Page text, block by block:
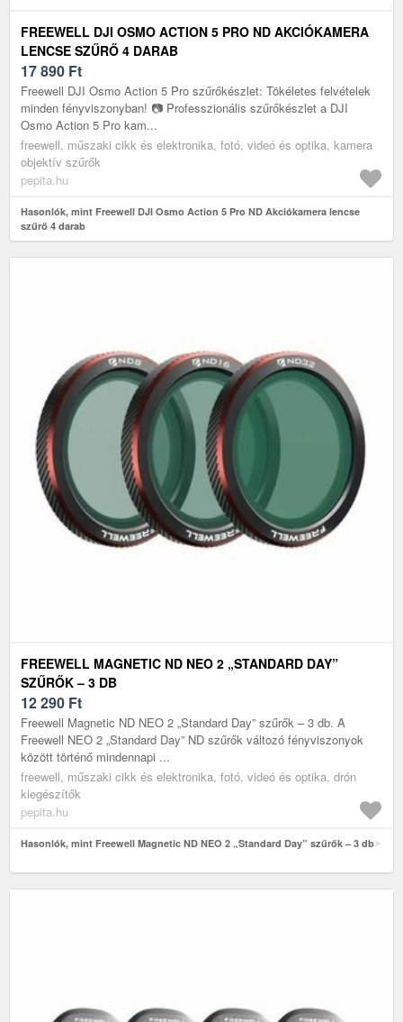
FREEWELL DJI OSMO ACTION 5 PRO ND AKCIÓKAMERA
LENCSE SZŰRŐ 4 DARAB
17 890 Ft
Freewell DJI Osmo Action 5 Pro szűrőkészlet: Tökéletes felvételek
minden fényviszonyban! 📷 Professzionális szűrőkészlet a DJI
Osmo Action 5 Pro kam...
freewell, műszaki cikk és elektronika, fotó, videó és optika, kamera
objektív szűrők
pepita.hu
Hasonlók, mint Freewell DJI Osmo Action 5 Pro ND Akciókamera lencse
szűrő 4 darab
FREEWELL MAGNETIC ND NEO 2 „STANDARD DAY”
SZŰRŐK – 3 DB
12 290 Ft
Freewell Magnetic ND NEO 2 „Standard Day” szűrők – 3 db. A
Freewell NEO 2 „Standard Day” ND szűrők változó fényviszonyok
között történő mindennapi ...
freewell, műszaki cikk és elektronika, fotó, videó és optika, drón
kiegészítők
pepita.hu
Hasonlók, mint Freewell Magnetic ND NEO 2 „Standard Day” szűrők – 3 db